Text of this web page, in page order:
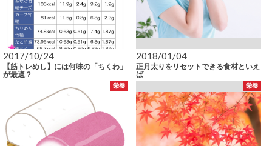
2017/10/24
【筋トレめし】には何味の「ちくわ」
が最適？
2018/01/04
正月太りをリセットできる食材といえ
ば
栄養 栄養